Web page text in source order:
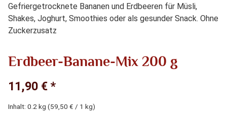
Gefriergetrocknete Bananen und Erdbeeren für Müsli,
Shakes, Joghurt, Smoothies oder als gesunder Snack. Ohne
Zuckerzusatz
Erdbeer-Banane-Mix 200 g
11,90 € *
Inhalt: 0.2 kg (59,50 € / 1 kg)